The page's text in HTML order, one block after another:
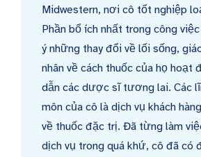
Midwestern, nơi cô tốt nghiệp
Phần bổ ích nhất trong công
ý những thay đổi về lối sống,
nhân về cách thuốc của họ hoạt
dẫn các dược sĩ tương lai. Các
môn của cô là dịch vụ khách
về thuốc đặc trị. Đã từng làm
dịch vụ trong quá khứ, cô đã có